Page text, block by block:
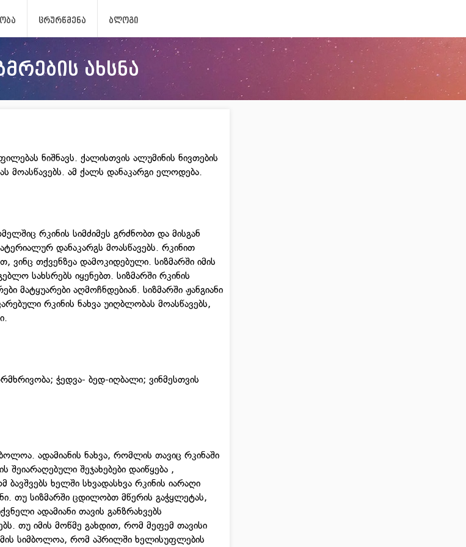
ᲪᲠᲣᲠᲬᲛᲔᲜᲐ ᲑᲚᲝᲒᲘ
ახსნა
ნიშნავს. ქალისთვის ალუმინის ნივთების
ამ ქალს დანაკარგი ელოდება.
რკინის სიმძიმეს გრძნობთ და მისგან
დანაკარგს მოასწავებს. რკინით
ვინც თქვენზეა დამოკიდებული. სიზმარში იმის
სახსრებს იყენებთ. სიზმარში რკინის
მატყუარები აღმოჩნდებიან. სიზმარში ჟანგიანი
რკინის ნახვა უიღბლობას მოასწავებს,
ჭედვა- ბედ-იღბალი; ვინმესთვის
ადამიანის ნახვა, რომლის თავიც რკინაში
შეიარაღებული შეჯახებები დაიწყება ,
ხელში სხვადასხვა რკინის იარაღი
თუ სიზმარში ცდილობთ მწერის გაჭყლეტას,
ადამიანი თავის განზრახვებს
თუ იმის მოწმე გახდით, რომ მეფემ თავისი
სიმბოლოა, რომ აპრილში ხელისუფლების